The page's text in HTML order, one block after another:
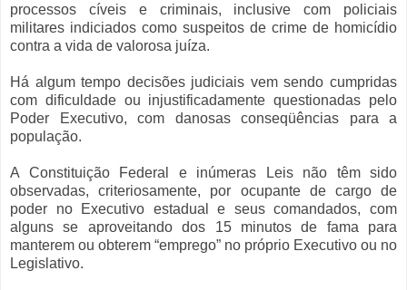
processos cíveis e criminais, inclusive com policiais
militares indiciados como suspeitos de crime de homicídio
contra a vida de valorosa juíza.
Há algum tempo decisões judiciais vem sendo cumpridas
com dificuldade ou injustificadamente questionadas pelo
Poder Executivo, com danosas conseqüências para a
população.
A Constituição Federal e inúmeras Leis não têm sido
observadas, criteriosamente, por ocupante de cargo de
poder no Executivo estadual e seus comandados, com
alguns se aproveitando dos 15 minutos de fama para
manterem ou obterem “emprego” no próprio Executivo ou no
Legislativo.